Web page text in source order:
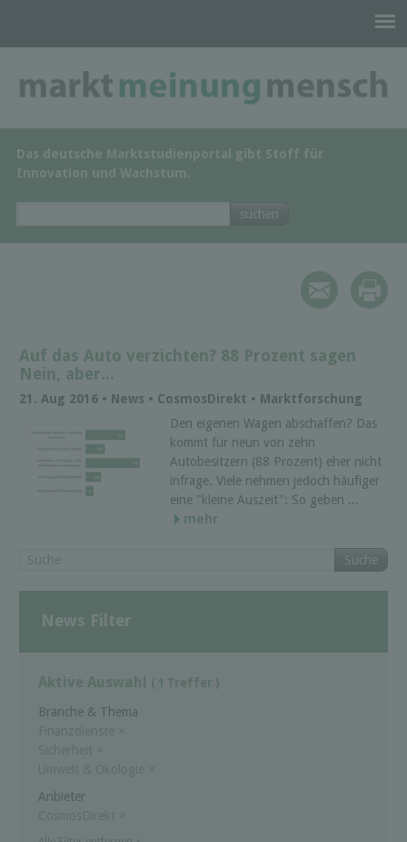
Das deutsche Marktstudienportal gibt Stoff für
Innovation und Wachstum.
Auf das Auto verzichten? 88 Prozent sagen
Nein, aber...
21. Aug 2016 • News • Cosmos­Di­rekt • Marktforschung
Den eigenen Wagen abschaffen? Das
kommt für neun von zehn
Autobesitzern (88 Prozent) eher nicht
infrage. Viele nehmen jedoch häufiger
eine "kleine Auszeit": So geben ...
mehr
Suche
News Filter
Aktive Auswahl ( 1 Treffer )
Branche & Thema
Finanzdienste ×
Sicherheit ×
Umwelt & Ökologie ×
Anbieter
Cosmos­Di­rekt ×